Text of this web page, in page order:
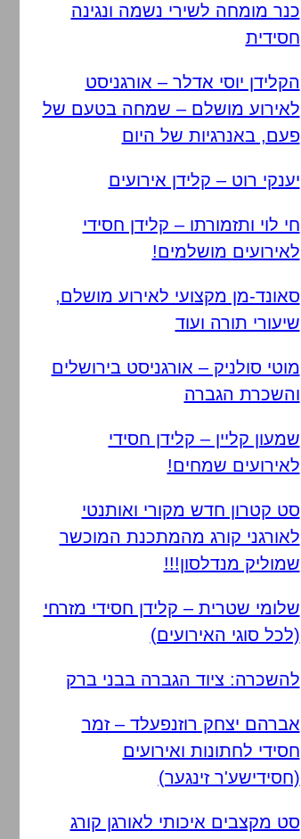
כנר מומחה לשירי נשמה ונגינה
חסידית
הקלידן יוסי אדלר – אורגניסט
לאירוע מושלם – שמחה בטעם של
פעם, באנרגיות של היום
יענקי רוט – קלידן אירועים
חי לוי ותזמורתו – קלידן חסידי
לאירועים מושלמים!
סאונד-מן מקצועי לאירוע מושלם,
שיעורי תורה ועוד
מוטי סולניק – אורגניסט בירושלים
והשכרת הגברה
שמעון קליין – קלידן חסידי
לאירועים שמחים!
סט קטרון חדש מקורי ואותנטי
לאורגני קורג מהמתכנת המוכשר
שמוליק מנדלסון!!!
שלומי שטרית – קלידן חסידי מזרחי
(לכל סוגי האירועים)
להשכרה: ציוד הגברה בבני ברק
אברהם יצחק רוזנפעלד – זמר
חסידי לחתונות ואירועים
(חסידישע'ר זינגער)
סט מקצבים איכותי לאורגן קורג